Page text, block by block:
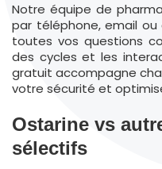
Notre équipe de
par téléphone, email
toutes vos questions
des cycles et les
gratuit accompagne
votre sécurité et
Ostarine vs
sélectifs